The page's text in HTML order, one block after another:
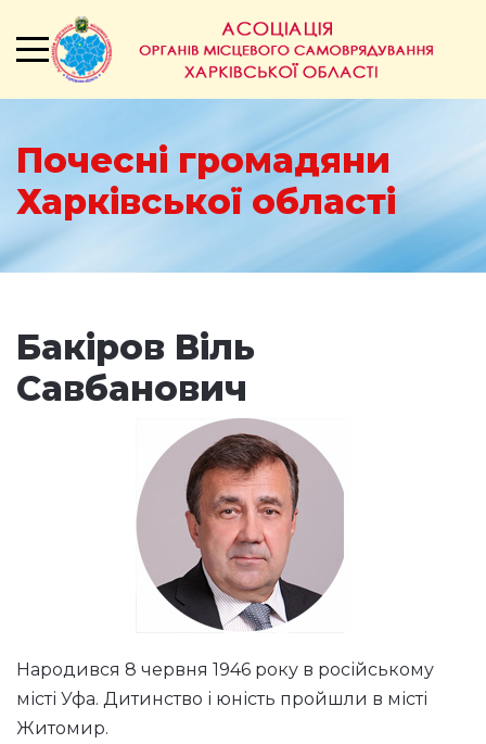
Почесні громадяни
Харківської області
Бакіров Віль
Савбанович
Народився 8 червня 1946 року в російському
місті Уфа. Дитинство і юність пройшли в місті
Житомир.